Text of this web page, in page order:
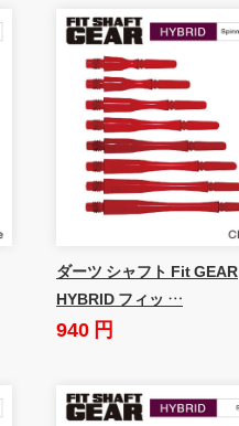
ダーツ シャフト Fit GEAR
HYBRID フィッ …
940 円